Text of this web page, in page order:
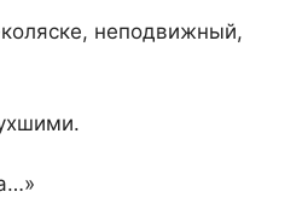
неподвижный,